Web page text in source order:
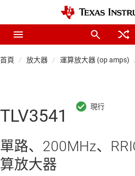
首頁 放大器 運算放大器 (op amps)
TLV3541
單路、200MHz、
算放大器